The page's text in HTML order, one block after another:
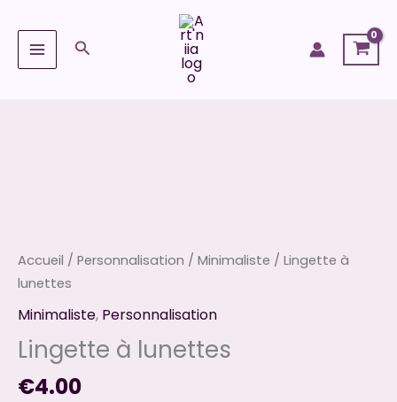
contenu
Rechercher
Accueil / Personnalisation / Minimaliste / Lingette à
lunettes
Minimaliste, Personnalisation
Lingette à lunettes
€4.00